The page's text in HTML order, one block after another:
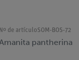
Nº de artículoSOM-BOS-72
pantherina